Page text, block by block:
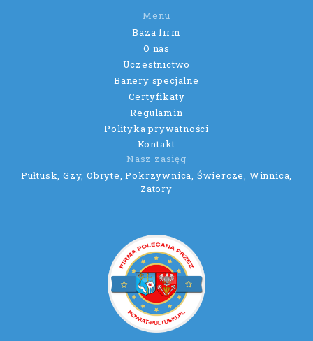
Menu
Baza firm
O nas
Uczestnictwo
Banery specjalne
Certyfikaty
Regulamin
Polityka prywatności
Kontakt
Nasz zasięg
Pułtusk, Gzy, Obryte, Pokrzywnica, Świercze, Winnica,
Zatory